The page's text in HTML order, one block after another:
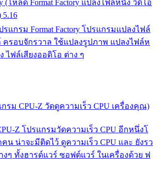
(โหลด Format Factory แปลงไฟล์หนัง วิดีโอ
5.16
แกรม Format Factory โปรแกรมแปลงไฟล์
ครอบจักรวาล ใช้แปลงรูปภาพ แปลงไฟล์ห
ไฟล์เสียงออดิโอ ต่าง ๆ
กรม CPU-Z วัดดูความเร็ว CPU เครื่องคุณ)
Z โปรแกรมวัดความเร็ว CPU อีกหนึ่งโ
น น่าจะมีติดไว้ ดูความเร็ว CPU และ ยังรว
ๆ ทั้งฮารด์แวร์ ซอฟต์แวร์ ในเครื่องด้วย ฟ